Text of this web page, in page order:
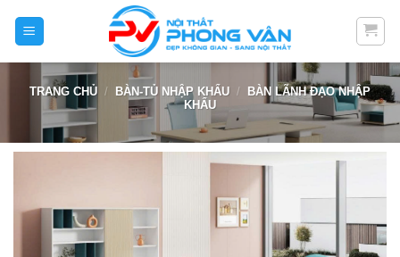
TRANG CHỦ / BÀN-TỦ NHẬP KHẨU /
BÀN LÃNH ĐẠO NHẬP
KHẨU